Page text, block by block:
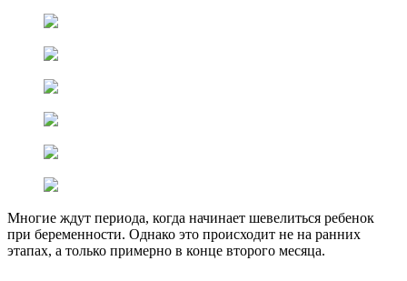
Многие ждут периода, когда начинает шевелиться ребенок
при беременности. Однако это происходит не на ранних
этапах, а только примерно в конце второго месяца.